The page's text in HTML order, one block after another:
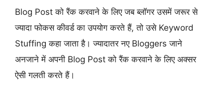
Blog Post को रैंक करवाने के लिए जब ब्लॉगर उसमें जरूर से
ज्यादा फोकस कीवर्ड का उपयोग करते हैं, तो उसे Keyword
Stuffing कहा जाता है। ज्यादातर नए Bloggers जाने
अनजाने में अपनी Blog Post को रैंक करवाने के लिए अक्सर
ऐसी गलती करते हैं।